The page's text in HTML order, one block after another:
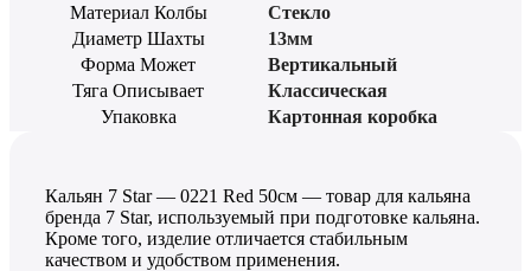
Материал Колбы
Стекло
Диаметр Шахты
13мм
Форма Может
Вертикальный
Тяга Описывает
Классическая
Упаковка
Картонная коробка
Кальян 7 Star — 0221 Red 50см — товар для кальяна
бренда 7 Star, используемый при подготовке кальяна.
Кроме того, изделие отличается стабильным
качеством и удобством применения.